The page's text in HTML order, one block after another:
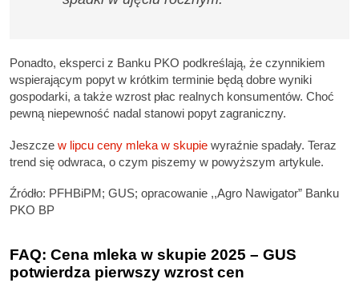
Ponadto, eksperci z Banku PKO podkreślają, że czynnikiem
wspierającym popyt w krótkim terminie będą dobre wyniki
gospodarki, a także wzrost płac realnych konsumentów. Choć
pewną niepewność nadal stanowi popyt zagraniczny.
Jeszcze w lipcu ceny mleka w skupie wyraźnie spadały. Teraz
trend się odwraca, o czym piszemy w powyższym artykule.
Źródło: PFHBiPM; GUS; opracowanie ,,Agro Nawigator” Banku
PKO BP
FAQ: Cena mleka w skupie 2025 – GUS
potwierdza pierwszy wzrost cen